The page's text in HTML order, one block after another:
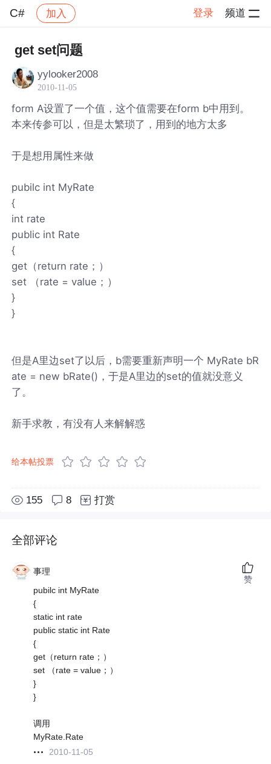
C# 加入 登录 频道
社区 C#
get set问题
yylooker2008
2010-11-05
form A设置了一个值，这个值需要在form b中用到。
本来传参可以，但是太繁琐了，用到的地方太多
于是想用属性来做
pubilc int MyRate
{
int rate
public int Rate
{
get（return rate；）
set （rate = value；）
}
}
但是A里边set了以后，b需要重新声明一个 MyRate bR
ate = new bRate()，于是A里边的set的值就没意义
了。
新手求教，有没有人来解解惑
给本帖投票
155 8 打赏
全部评论
事理
pubilc int MyRate
{
static int rate
public static int Rate
{
get（return rate；）
set （rate = value；）
}
}
调用
MyRate.Rate
2010-11-05
赞